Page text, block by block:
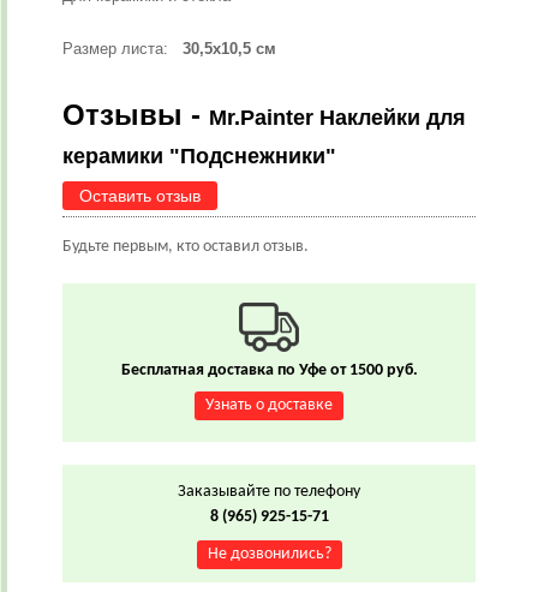
Размер листа: 30,5х10,5 см
Отзывы - Mr.Painter Наклейки для
керамики "Подснежники"
Оставить отзыв
Будьте первым, кто оставил отзыв.
Бесплатная доставка по Уфе от 1500 руб.
Узнать о доставке
Заказывайте по телефону
8 (965) 925-15-71
Не дозвонились?